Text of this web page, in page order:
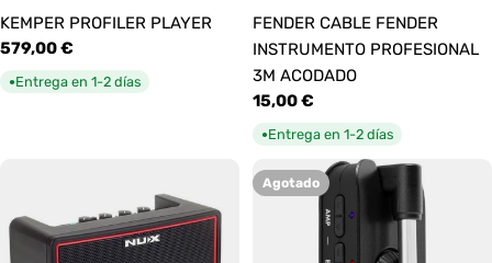
KEMPER PROFILER PLAYER
Precio
habitual
579,00 €
●Entrega en 1-2 días
FENDER CABLE FENDER
INSTRUMENTO PROFESIONAL
3M ACODADO
Precio
habitual
15,00 €
●Entrega en 1-2 días
Agotado